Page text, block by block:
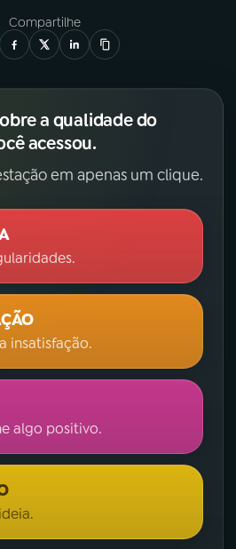
Compartilhe
a qualidade do
acessou.
em apenas um clique.
insatisfação.
algo positivo.